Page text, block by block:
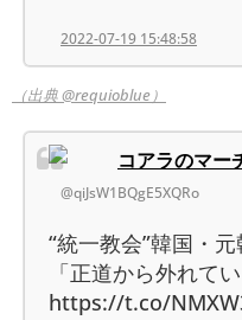
2022-07-19 15:48:58
（出典 @requioblue）
コアラのマー
@qiJsW1BQgE5XQRo
“統一教会”韓国・
「正道から外れてい
https://t.co/